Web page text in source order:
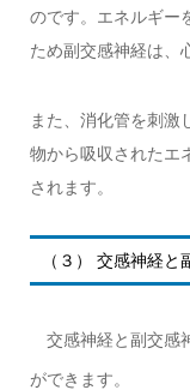
のです。エネルギー
ため副交感神経は、
また、消化管を刺激
物から吸収されたエ
されます。
（３） 交感神経
交感神経と副交感
ができます。